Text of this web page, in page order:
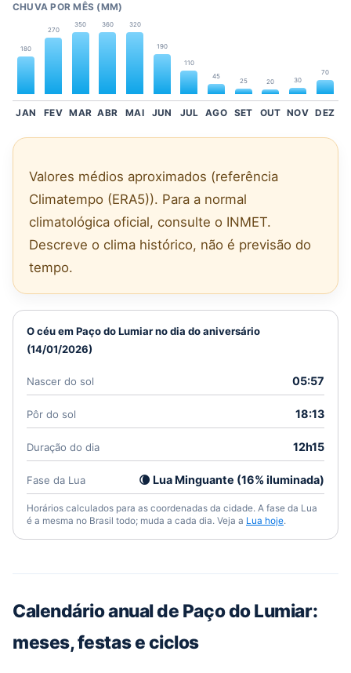
CHUVA POR MÊS (MM)
180
270
350 360 320
190
110
45
25 20 30
70
JAN FEV MAR ABR MAI JUN JUL AGO SET OUT NOV DEZ
Valores médios aproximados (referência
Climatempo (ERA5)). Para a normal
climatológica oficial, consulte o INMET.
Descreve o clima histórico, não é previsão do
tempo.
O céu em Paço do Lumiar no dia do aniversário
(14/01/2026)
Nascer do sol 05:57
Pôr do sol 18:13
Duração do dia 12h15
Fase da Lua 🌘 Lua Minguante (16% iluminada)
Horários calculados para as coordenadas da cidade. A fase da Lua
é a mesma no Brasil todo; muda a cada dia. Veja a Lua hoje.
Calendário anual de Paço do Lumiar:
meses, festas e ciclos